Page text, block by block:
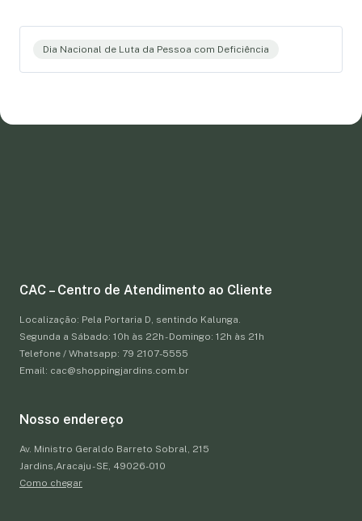
Dia Nacional de Luta da Pessoa com Deficiência
CAC – Centro de Atendimento ao Cliente
Localização: Pela Portaria D, sentindo Kalunga.
Segunda a Sábado: 10h às 22h - Domingo: 12h às 21h
Telefone / Whatsapp: 79 2107-5555
Email: cac@shoppingjardins.com.br
Nosso endereço
Av. Ministro Geraldo Barreto Sobral, 215
Jardins,Aracaju - SE, 49026-010
Como chegar